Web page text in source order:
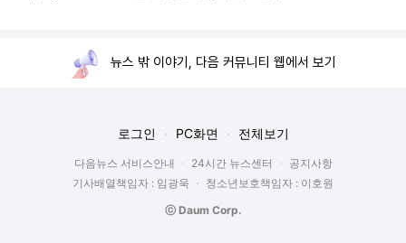
뉴스 밖 이야기, 다음 커뮤니티 웹에서 보기
로그인 PC화면 전체보기
다음뉴스 서비스안내 24시간 뉴스센터
공지사항
기사배열책임자 : 임광욱
청소년보호책임자 : 이호원
ⓒ Daum Corp.